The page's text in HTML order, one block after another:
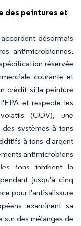
des peintures et
désormais
antimicrobiennes,
réservée
courante et
crédit si la peinture
et respecte les
(COV), une
systèmes à ions
à ions d'argent
antimicrobiens
ions inhibent la
jusqu'à cinq
pour l'antisalissure
examinent sa
sur des mélanges de